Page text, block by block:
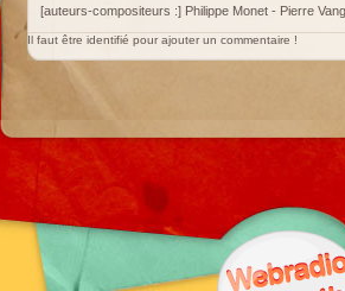
[auteurs-compositeurs :] Philippe Monet - Pierre
Il faut être identifié pour ajouter un commentaire !